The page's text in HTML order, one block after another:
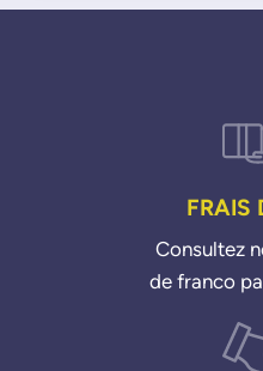
FRAIS
Consultez
de franco